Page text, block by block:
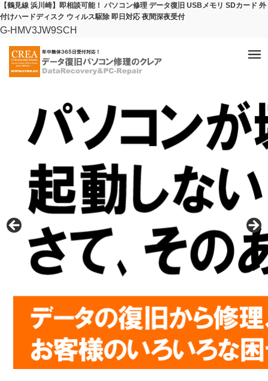
【鶴見線 浜川崎】即相談可能！ パソコン修理 データ復旧 USBメモリ SDカード 外
付けハードディスク ウィルス駆除 即日対応 夜間深夜受付
G-HMV3JW9SCH